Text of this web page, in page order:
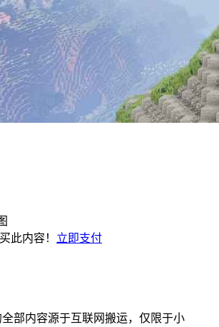
此内容！ 立即支付
部内容源于互联网搬运，仅限于小